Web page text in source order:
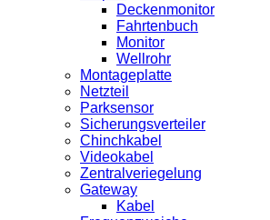
Deckenmonitor
Fahrtenbuch
Monitor
Wellrohr
Montageplatte
Netzteil
Parksensor
Sicherungsverteiler
Chinchkabel
Videokabel
Zentralveriegelung
Gateway
Kabel